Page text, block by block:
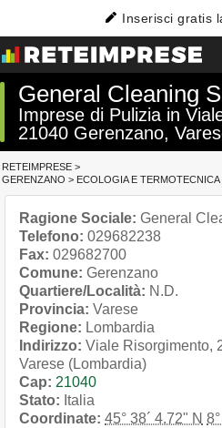
Inserisci gratis
General Cleaning
Imprese di Pulizia in
21040 Gerenzano,
RETEIMPRESE >
GERENZANO > ECOLOGIA E TERMOTECNICA
Ragione Sociale: General
Telefono: 029682238
Fax: 029682700
Comune: Gerenzano
Quartiere/Località: N.D.
Provincia: Varese
Regione: Lombardia
Indirizzo: Viale Risorgimento,
Varese (Lombardia)
Cap: 21040
Stato: Italia
Coordinate: 45° 38´ 4.72" N